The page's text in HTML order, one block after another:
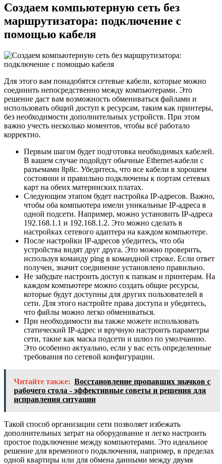
Создаем компьютерную сеть без
маршрутизатора: подключение с
помощью кабеля
Для этого вам понадобятся сетевые кабели, которые можно
соединить непосредственно между компьютерами. Это
решение даст вам возможность обмениваться файлами и
использовать общий доступ к ресурсам, таким как принтеры,
без необходимости дополнительных устройств. При этом
важно учесть несколько моментов, чтобы всё работало
корректно.
Первым шагом будет подготовка необходимых кабелей.
В вашем случае подойдут обычные Ethernet-кабели с
разъемами 8p8c. Убедитесь, что все кабели в хорошем
состоянии и правильно подключены к портам сетевых
карт на обеих материнских платах.
Следующим этапом будет настройка IP-адресов. Важно,
чтобы оба компьютера имели уникальные IP-адреса в
одной подсети. Например, можно установить IP-адреса
192.168.1.1 и 192.168.1.2. Это можно сделать в
настройках сетевого адаптера на каждом компьютере.
После настройки IP-адресов убедитесь, что оба
устройства видят друг друга. Это можно проверить,
используя команду ping в командной строке. Если ответ
получен, значит соединение установлено правильно.
Не забудьте настроить доступ к папкам и принтерам. На
каждом компьютере можно создать общие ресурсы,
которые будут доступны для других пользователей в
сети. Для этого настройте права доступа и убедитесь,
что файлы можно легко обмениваться.
При необходимости вы также можете использовать
статический IP-адрес и вручную настроить параметры
сети, такие как маска подсети и шлюз по умолчанию.
Это особенно актуально, если у вас есть определенные
требования по сетевой конфигурации.
Читайте также: Восстановление пропавших значков с
рабочего стола - эффективные советы и решения для
исправления ситуации
Такой способ организации сети позволяет избежать
дополнительных затрат на оборудование и легко настроить
простое подключение между компьютерами. Это идеальное
решение для временного подключения, например, в пределах
одной квартиры или для обмена данными между двумя